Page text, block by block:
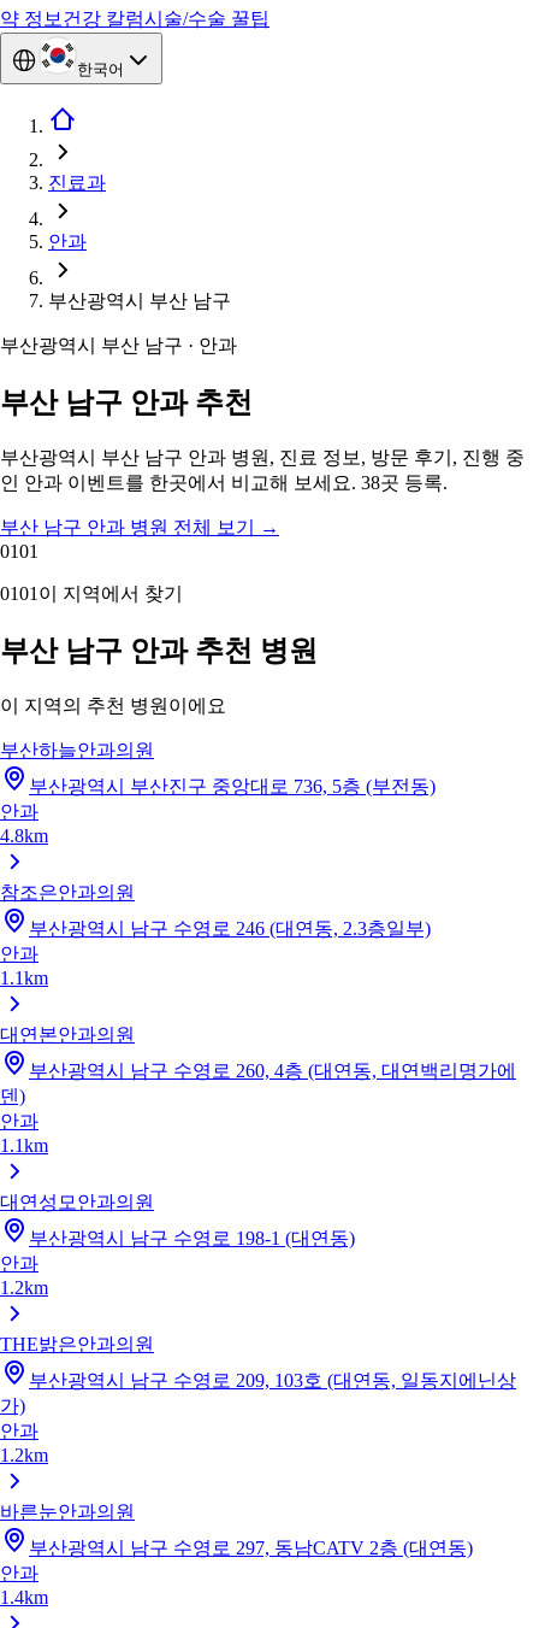
약 정보 건강 칼럼시술/수술 꿀팁
한국어
진료과
안과
부산광역시 부산 남구
부산광역시 부산 남구 · 안과
부산 남구 안과 추천
부산광역시 부산 남구 안과 병원, 진료 정보, 방문 후기, 진행 중
인 안과 이벤트를 한곳에서 비교해 보세요. 38곳 등록.
부산 남구 안과 병원 전체 보기
→
0101
0101 이 지역에서 찾기
부산 남구 안과 추천 병원
이 지역의 추천 병원이에요
부산하늘안과의원
부산광역시 부산진구 중앙대로 736, 5층 (부전동)
안과
4.8km
참조은안과의원
부산광역시 남구 수영로 246 (대연동, 2.3층일부)
안과
1.1km
대연본안과의원
부산광역시 남구 수영로 260, 4층 (대연동, 대연백리명가에
덴)
안과
1.1km
대연성모안과의원
부산광역시 남구 수영로 198-1 (대연동)
안과
1.2km
THE밝은안과의원
부산광역시 남구 수영로 209, 103호 (대연동, 일동지에닌상
가)
안과
1.2km
바른눈안과의원
부산광역시 남구 수영로 297, 동남CATV 2층 (대연동)
안과
1.4km